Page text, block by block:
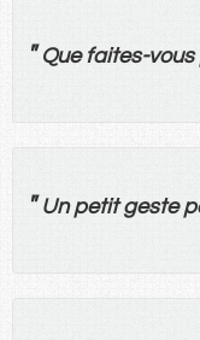
" Que faites-vous
" Un petit geste